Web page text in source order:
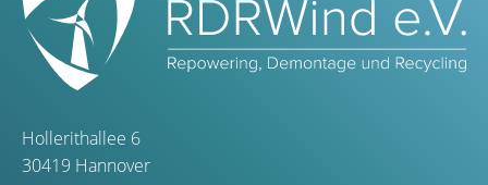
Hollerithallee 6
30419 Hannover